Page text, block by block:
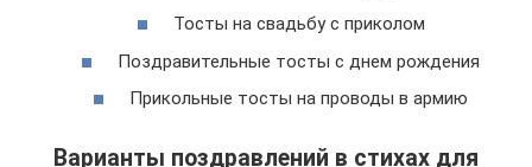
Тосты на свадьбу с приколом
Поздравительные тосты с днем рождения
Прикольные тосты на проводы в армию
Варианты поздравлений в стихах для